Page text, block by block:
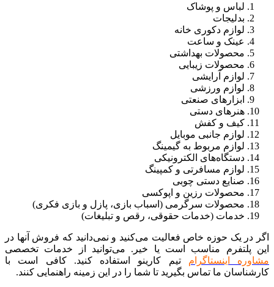
لباس و پوشاک
بدلیجات
لوازم دکوری خانه
عینک و ساعت
محصولات بهداشتی
محصولات زیبایی
لوازم آرایشی
لوازم ورزشی
ابزارهای صنعتی
هنرهای دستی
کیف و کفش
لوازم جانبی موبایل
لوازم مربوط به گیمینگ
دستگاه‌های الکترونیکی
لوازم مسافرتی و کمپینگ
صنایع دستی چوبی
محصولات رزین و اپوکسی
محصولات سرگرمی (اسباب بازی، پازل و بازی فکری)
خدمات (خدمات حقوقی، رقص و تبلیغات)
اگر در یک حوزه خاص فعالیت می‌کنید و نمی‌دانید که فروش آنها در
این پلتفرم مناسب است یا خیر. می‌توانید از خدمات تخصصی
مشاوره اینستاگرام تیم کارینو استفاده کنید. کافی است با
کارشناسان ما تماس بگیرید تا شما را در این زمینه راهنمایی کنند.